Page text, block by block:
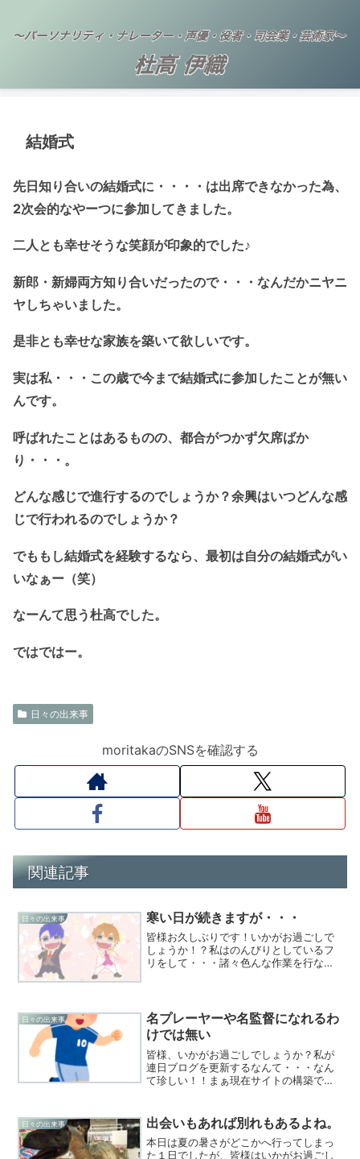
結婚式
先日知り合いの結婚式に・・・・は出席できなかった為、
2次会的なやーつに参加してきました。
二人とも幸せそうな笑顔が印象的でした♪
新郎・新婦両方知り合いだったので・・・なんだかニヤニ
ヤしちゃいました。
是非とも幸せな家族を築いて欲しいです。
実は私・・・この歳で今まで結婚式に参加したことが無い
んです。
呼ばれたことはあるものの、都合がつかず欠席ばか
り・・・。
どんな感じで進行するのでしょうか？余興はいつどんな感
じで行われるのでしょうか？
でももし結婚式を経験するなら、最初は自分の結婚式がい
いなぁー（笑）
なーんて思う杜高でした。
ではではー。
日々の出来事
moritakaのSNSを確認する
関連記事
日々の出来事 寒い日が続きますが・・・
皆様お久しぶりです！いかがお過ごしで
しょうか！？私はのんびりとしているフ
リをして・・・諸々色んな作業を行なっ
う・・・というとこ...
日々の出来事
名プレーヤーや名監督になれるわ
けでは無い
皆様、いかがお過ごしでしょうか？私が
連日ブログを更新するなんて・・・なん
て珍しい！！まぁ現在サイトの構築でい
ヤーや名監督になれるわけでは無い」と
いろんな所で言われている...
日々の出来事 出会いもあれば別れもあるよね。
本日は夏の暑さがどこかへ行ってしまっ
た１日でしたが、皆様はいかがお過ごし